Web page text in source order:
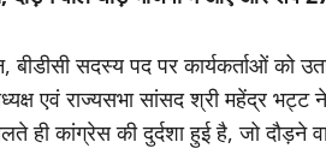
बीडीसी सदस्य पद पर कार्यकर्ताओं को
एवं राज्यसभा सांसद श्री महेंद्र
ही कांग्रेस की दुर्दशा हुई है, जो